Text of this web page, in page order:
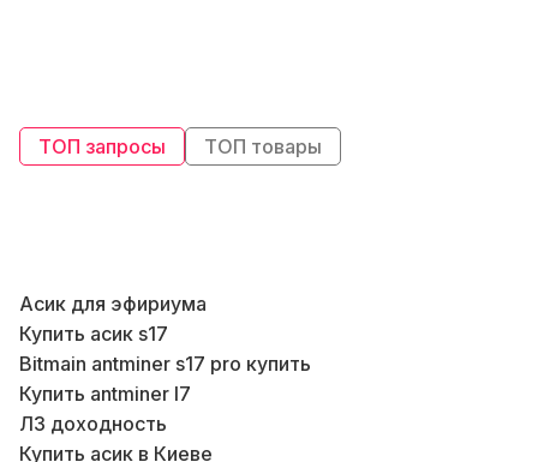
ТОП запросы ТОП товары
Асик для эфириума
Купить асик s17
Bitmain antminer s17 pro купить
Купить antminer l7
Л3 доходность
Купить асик в Киеве